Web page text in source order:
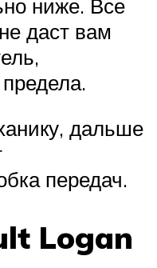
ниже. Все
даст вам
дальше
передач.
Logan